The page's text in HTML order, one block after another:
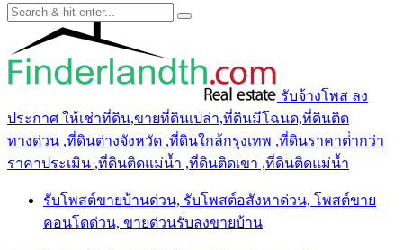
รับจ้างโพส ลง
ประกาศ ให้เช่าที่ดิน,ขายที่ดินเปล่า,ที่ดินมีโฉนด,ที่ดินติด
ทางด่วน ,ที่ดินต่างจังหวัด ,ที่ดินใกล้กรุงเทพ ,ที่ดินราคาต่ํากว่า
ราคาประเมิน ,ที่ดินติดแม่น้ำ ,ที่ดินติดเขา ,ที่ดินติดแม่น้ำ
รับโพสต์ขายบ้านด่วน, รับโพสต์อสังหาด่วน, โพสต์ขาย
คอนโดด่วน, ขายด่วนรับลงขายบ้าน